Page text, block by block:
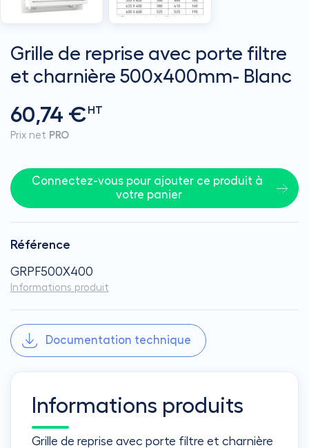
Grille de reprise avec porte filtre
et charnière 500x400mm- Blanc
60,74 €HT
Prix net PRO
Connectez-vous pour ajouter ce produit à
votre panier
Référence
GRPF500X400
Informations produit
Documentation technique
Informations produits
Grille de reprise avec porte filtre et charnière